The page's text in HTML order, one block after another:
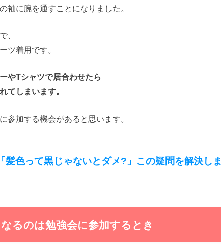
袖に腕を通すことになりました。
、
ツ着用です。
やTシャツで居合わせたら
てしまいます。
参加する機会があると思います。
髪色って黒じゃないとダメ?」この疑問を解決しま
るのは勉強会に参加するとき